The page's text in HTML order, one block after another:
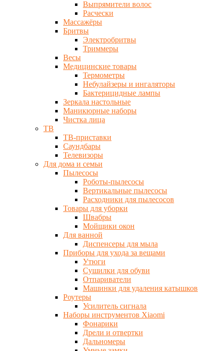
Выпрямители волос
Расчески
Массажёры
Бритвы
Электробритвы
Триммеры
Весы
Медицинские товары
Термометры
Небулайзеры и ингаляторы
Бактерицидные лампы
Зеркала настольные
Маникюрные наборы
Чистка лица
ТВ
ТВ-приставки
Саундбары
Телевизоры
Для дома и семьи
Пылесосы
Роботы-пылесосы
Вертикальные пылесосы
Расходники для пылесосов
Товары для уборки
Швабры
Мойщики окон
Для ванной
Диспенсеры для мыла
Приборы для ухода за вещами
Утюги
Сушилки для обуви
Отпариватели
Машинки для удаления катышков
Роутеры
Усилитель сигнала
Наборы инструментов Xiaomi
Фонарики
Дрели и отвертки
Дальномеры